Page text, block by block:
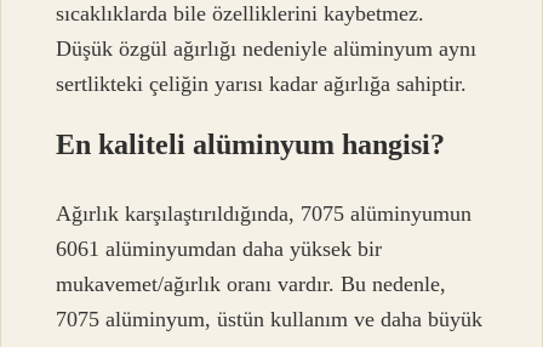
sıcaklıklarda bile özelliklerini kaybetmez.
Düşük özgül ağırlığı nedeniyle alüminyum aynı
sertlikteki çeliğin yarısı kadar ağırlığa sahiptir.
En kaliteli alüminyum hangisi?
Ağırlık karşılaştırıldığında, 7075 alüminyumun
6061 alüminyumdan daha yüksek bir
mukavemet/ağırlık oranı vardır. Bu nedenle,
7075 alüminyum, üstün kullanım ve daha büyük